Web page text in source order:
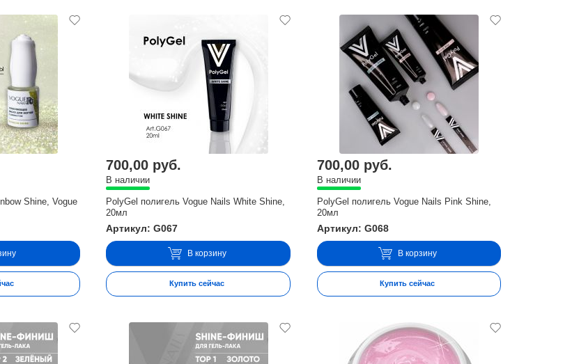
Shine, Vogue
700,00 руб.
В наличии
PolyGel полигель Vogue Nails White Shine,
20мл
Артикул: G067
В корзину
Купить сейчас
700,00 руб.
В наличии
PolyGel полигель Vogue Nails Pink Shine,
20мл
Артикул: G068
В корзину
Купить сейчас